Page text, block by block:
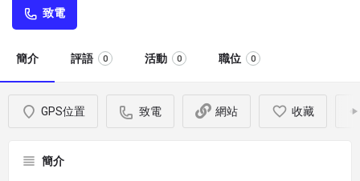
致電
簡介 評語 0 活動 0 職位 0
GPS位置 致電 網站 收藏
簡介